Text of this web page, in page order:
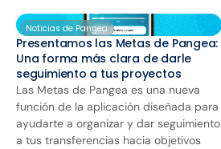
Noticias de Pangea
Presentamos las Metas de Pangea:
Una forma más clara de darle
seguimiento a tus proyectos
Las Metas de Pangea es una nueva
función de la aplicación diseñada para
ayudarte a organizar y dar seguimiento
a tus transferencias hacia objetivos